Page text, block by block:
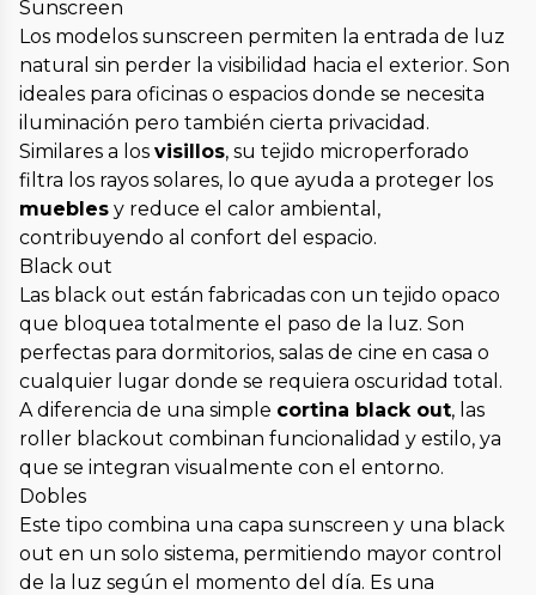
Sunscreen
Los modelos sunscreen permiten la entrada de luz
natural sin perder la visibilidad hacia el exterior. Son
ideales para oficinas o espacios donde se necesita
iluminación pero también cierta privacidad.
Similares a los visillos, su tejido microperforado
filtra los rayos solares, lo que ayuda a proteger los
muebles y reduce el calor ambiental,
contribuyendo al confort del espacio.
Black out
Las black out están fabricadas con un tejido opaco
que bloquea totalmente el paso de la luz. Son
perfectas para dormitorios, salas de cine en casa o
cualquier lugar donde se requiera oscuridad total.
A diferencia de una simple cortina black out, las
roller blackout combinan funcionalidad y estilo, ya
que se integran visualmente con el entorno.
Dobles
Este tipo combina una capa sunscreen y una black
out en un solo sistema, permitiendo mayor control
de la luz según el momento del día. Es una